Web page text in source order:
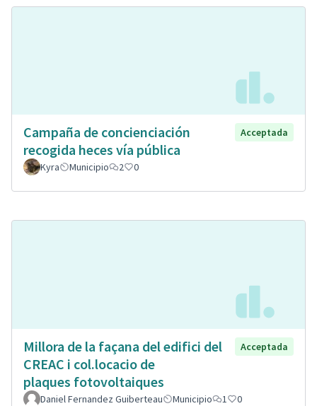
Campaña de concienciación
recogida heces vía pública
Acceptada
Kyra Municipio 2 0
Millora de la façana del edifici del
CREAC i col.locacio de
plaques fotovoltaiques
Acceptada
Daniel Fernandez Guiberteau Municipio 1 0